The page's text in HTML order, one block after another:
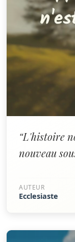
“L'histoire
nouveau
AUTEUR
Ecclesiaste